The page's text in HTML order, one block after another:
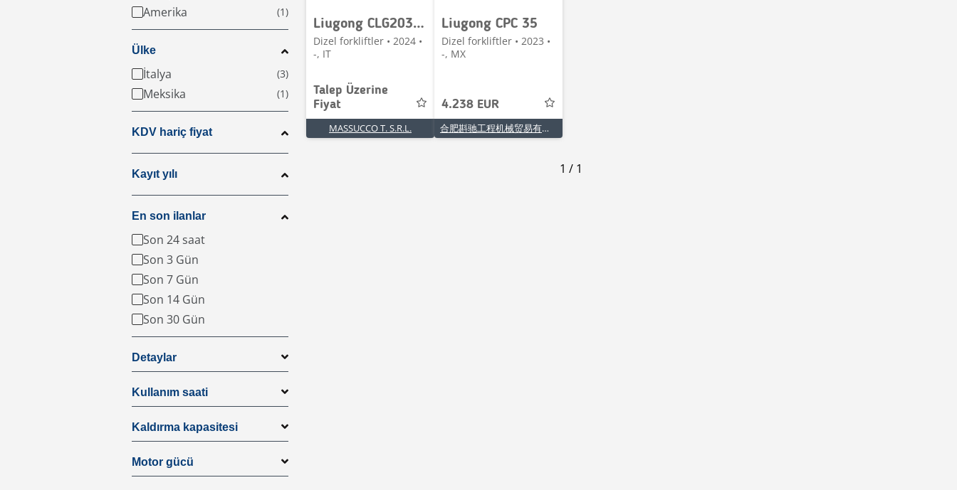
Amerika
Ülke
İtalya
Meksika
KDV hariç fiyat
Kayıt yılı
En son ilanlar
Son 24 saat
Son 3 Gün
Son 7 Gün
Son 14 Gün
Son 30 Gün
Detaylar
Kullanım saati
Kaldırma kapasitesi
Motor gücü
Liugong CLG2035H
Dizel forkliftler • 2024 •
-, IT
Talep Üzerine
Fiyat
MASSUCCO T. S.R.L.
Liugong CPC 35
Dizel forkliftler • 2023 •
-, MX
4.238 EUR
合肥斟驰工程机械贸易有限责任公司
1 / 1